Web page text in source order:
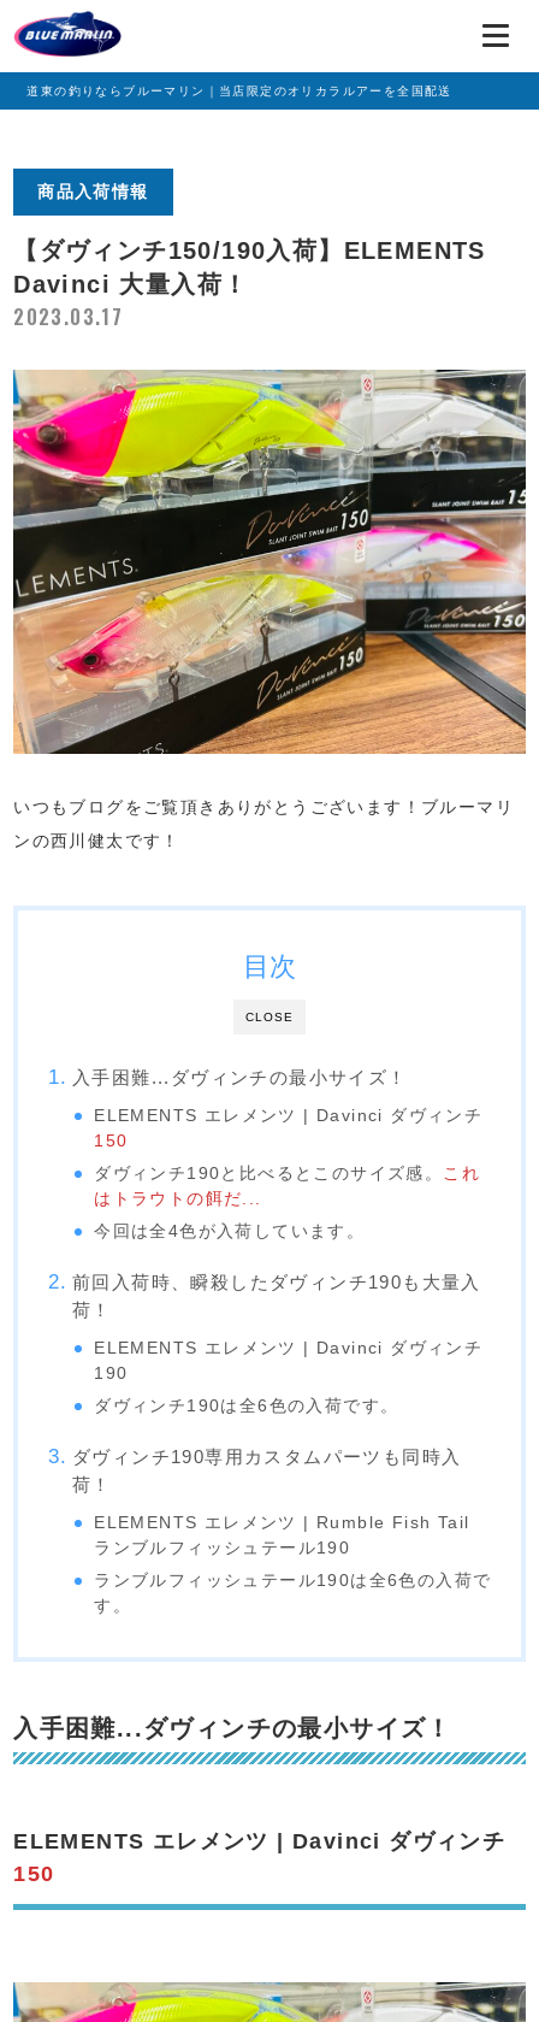
道東の釣りならブルーマリン｜当店限定のオリカラルアーを全国配送
商品入荷情報
【ダヴィンチ150/190入荷】ELEMENTS
Davinci 大量入荷！
2023.03.17
いつもブログをご覧頂きありがとうございます！ブルーマリ
ンの西川健太です！
CLOSE
目次
入手困難...ダヴィンチの最小サイズ！
ELEMENTS エレメンツ | Davinci ダヴィンチ
150
ダヴィンチ190と比べるとこのサイズ感。 これ
はトラウトの餌だ...
今回は全4色が入荷しています。
前回入荷時、瞬殺したダヴィンチ190も大量入
荷！
ELEMENTS エレメンツ | Davinci ダヴィンチ
190
ダヴィンチ190は全6色の入荷です。
ダヴィンチ190専用カスタムパーツも同時入
荷！
ELEMENTS エレメンツ | Rumble Fish Tail
ランブルフィッシュテール190
ランブルフィッシュテール190は全6色の入荷で
す。
入手困難...ダヴィンチの最小サイズ！
ELEMENTS エレメンツ | Davinci ダヴィンチ
150